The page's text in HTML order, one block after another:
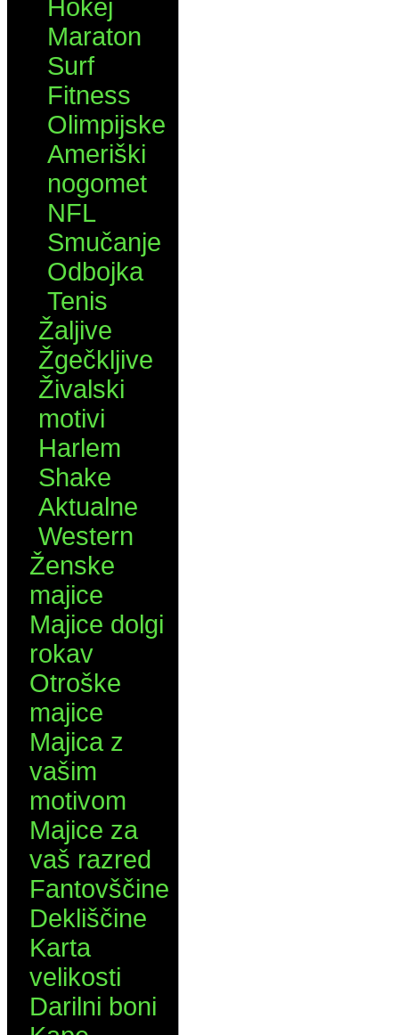
Hokej
Maraton
Surf
Fitness
Olimpijske
Ameriški
nogomet
NFL
Smučanje
Odbojka
Tenis
Žaljive
Žgečkljive
Živalski
motivi
Harlem
Shake
Aktualne
Western
Ženske
majice
Majice dolgi
rokav
Otroške
majice
Majica z
vašim
motivom
Majice za
vaš razred
Fantovščine
Dekliščine
Karta
velikosti
Darilni boni